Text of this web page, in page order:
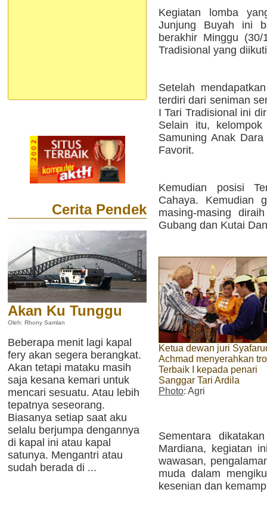
Cerita Pendek
Akan Ku Tunggu
Oleh: Rhony Samlan
Beberapa menit lagi kapal
fery akan segera berangkat.
Akan tetapi mataku masih
saja kesana kemari untuk
mencari sesuatu. Atau lebih
tepatnya seseorang.
Biasanya setiap saat aku
selalu berjumpa dengannya
di kapal ini atau kapal
satunya. Mengantri atau
sudah berada di ...
Kegiatan lomba
Junjung Buyah ini
berakhir Minggu
Tradisional yang
Setelah
terdiri dari seniman
I Tari Tradisional ini
Selain itu,
Samuning Anak
Favorit.
Kemudian posisi
Cahaya. Kemudian
masing-masing
Gubang dan Kutai
Ketua dewan juri
Achmad menyerahkan
Terbaik I kepada penari
Sanggar Tari Ardila
Photo: Agri
Sementara
Mardiana, kegiatan
wawasan,
muda dalam
kesenian dan